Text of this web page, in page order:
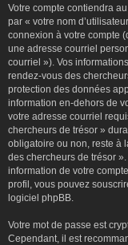
Votre compte contiendra
par « votre nom
connexion à votre compte
une adresse courriel
courriel »). Vos
rendez-vous des
protection des données
information en-dehors de
votre adresse courriel
chercheurs de trésor »
obligatoire ou non, reste à
des chercheurs de trésor
information de votre
profil, vous pouvez
logiciel phpBB.
Votre mot de passe est
Cependant, il est